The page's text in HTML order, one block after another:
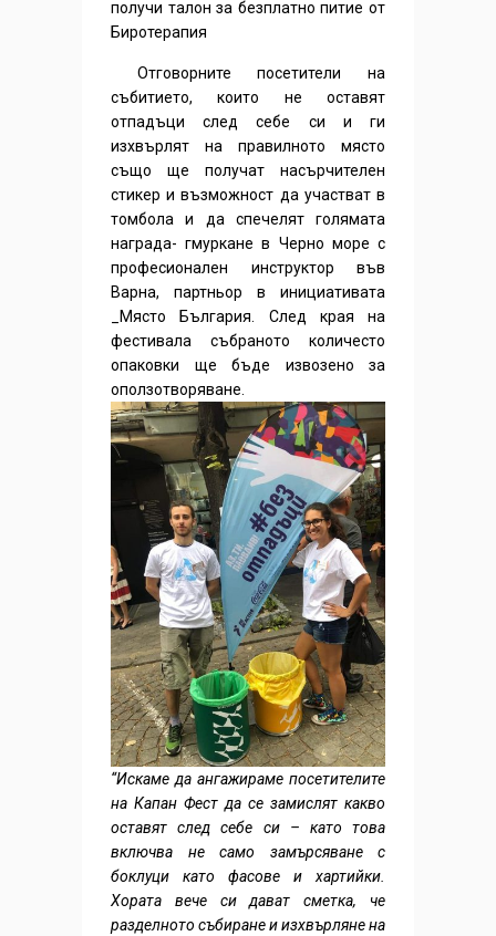
получи талон за безплатно питие от
Биротерапия
Отговорните посетители на
събитието, които не оставят
отпадъци след себе си и ги
изхвърлят на правилното място
също ще получат насърчителен
стикер и възможност да участват в
томбола и да спечелят голямата
награда- гмуркане в Черно море с
професионален инструктор във
Варна, партньор в инициативата
_Място България. След края на
фестивала събраното количесто
опаковки ще бъде извозено за
оползотворяване.
“Искаме да ангажираме посетителите
на Капан Фест да се замислят какво
оставят след себе си – като това
включва не само замърсяване с
боклуци като фасове и хартийки.
Хората вече си дават сметка, че
разделното събиране и изхвърляне на